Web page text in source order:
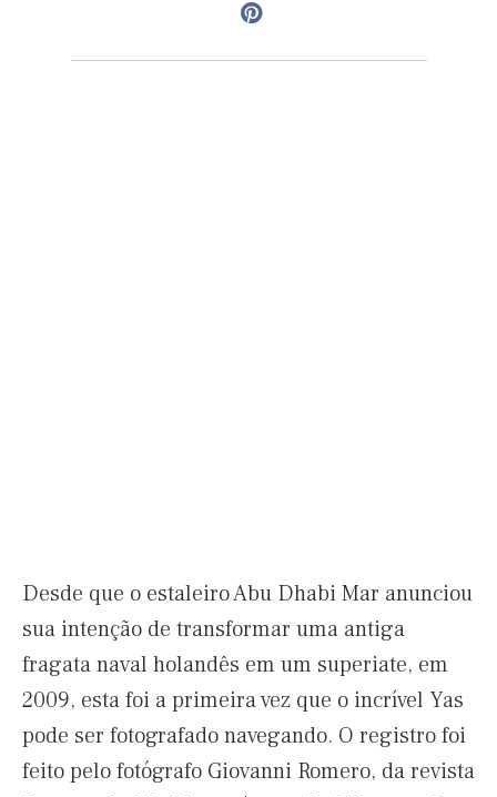
Desde que o estaleiro Abu Dhabi Mar anunciou
sua intenção de transformar uma antiga
fragata naval holandês em um superiate, em
2009, esta foi a primeira vez que o incrível Yas
pode ser fotografado navegando. O registro foi
feito pelo fotógrafo Giovanni Romero, da revista